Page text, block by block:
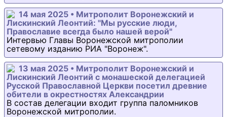
14 мая 2025 • Митрополит Воронежский и
Лискинский Леонтий: "Мы русские люди,
Православие всегда было нашей верой"
Интервью Главы Воронежской митрополии
сетевому изданию РИА "Воронеж".
13 мая 2025 • Митрополит Воронежский и
Лискинский Леонтий с монашеской делегацией
Русской Православной Церкви посетил древние
обители в окрестностях Александрии
В состав делегации входит группа паломников
Воронежской митрополии.